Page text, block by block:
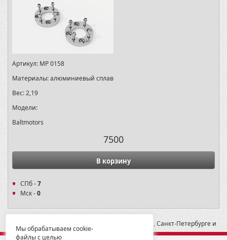
Артикул: MP 0158
Материалы:алюминиевый сплав
Вес:2,19
Модели:
Baltmotors
7500
В корзину
СПб -7
Мск -0
* -- Рекомендованная розничная цена в Москве, Санкт-Петербурге и
Екатеринбурге
Мы обрабатываем cookie-
файлы с целью